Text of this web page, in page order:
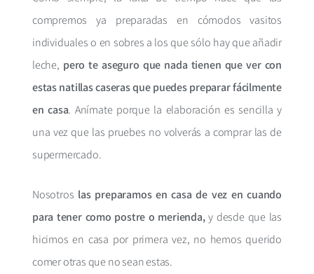
compremos ya preparadas en cómodos vasitos
individuales o en sobres a los que sólo hay que añadir
leche, pero te aseguro que nada tienen que ver con
estas natillas caseras que puedes preparar fácilmente
en casa. Anímate porque la elaboración es sencilla y
una vez que las pruebes no volverás a comprar las de
supermercado.
Nosotros las preparamos en casa de vez en cuando
para tener como postre o merienda,y desde que las
hicimos en casa por primera vez, no hemos querido
comer otras que no sean estas.